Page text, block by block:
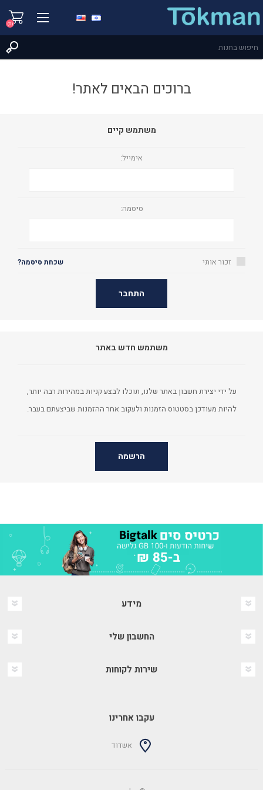
(0)
ברוכים הבאים לאתר!
משתמש קיים
אימייל:
סיסמה:
זכור אותי שכחת סיסמה?
התחבר
משתמש חדש באתר
על ידי יצירת חשבון באתר שלנו, תוכלו לבצע קניות במהירות רבה יותר,
להיות מעודכן בסטטוס הזמנות ולעקוב אחר ההזמנות שביצעתם בעבר.
הרשמה
מידע
החשבון שלי
שירות לקוחות
עקבו אחרינו
אשדוד